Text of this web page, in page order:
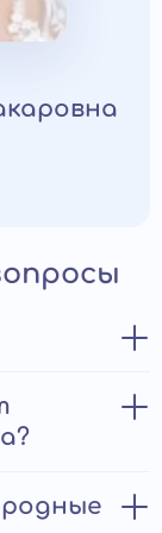
групповые
этот вопрос,
и